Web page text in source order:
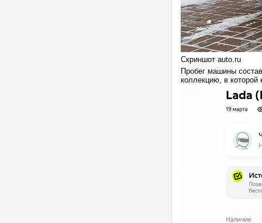
Скриншот auto.ru
Пробег машины
коллекцию, в которой